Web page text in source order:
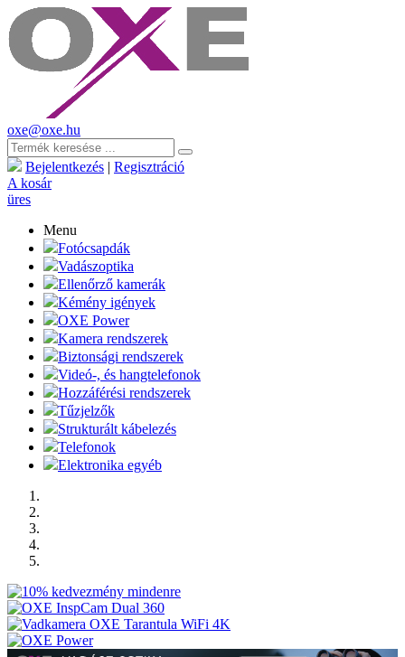
oxe@oxe.hu
Bejelentkezés | Regisztráció
A kosár
üres
Menu
Fotócsapdák
Vadászoptika
Ellenőrző kamerák
Kémény igények
OXE Power
Kamera rendszerek
Biztonsági rendszerek
Videó-, és hangtelefonok
Hozzáférési rendszerek
Tűzjelzők
Strukturált kábelezés
Telefonok
Elektronika egyéb